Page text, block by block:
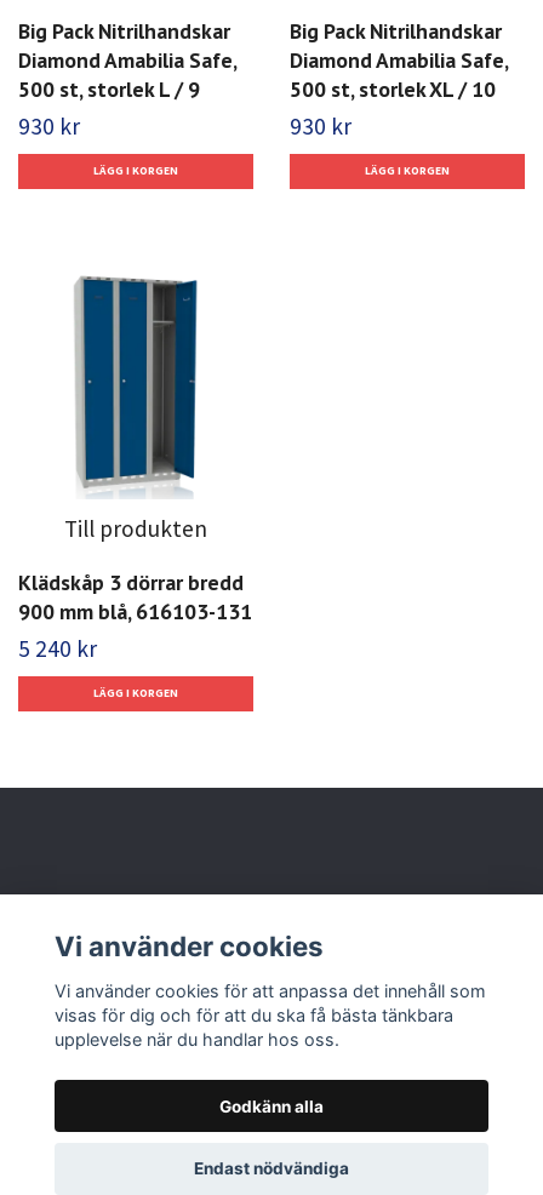
Big Pack Nitrilhandskar
Diamond Amabilia Safe,
500 st, storlek L / 9
930 kr
Big Pack Nitrilhandskar
Diamond Amabilia Safe,
500 st, storlek XL / 10
930 kr
Till produkten
Klädskåp 3 dörrar bredd
900 mm blå, 616103-131
5 240 kr
Läs mer
© 2026 Nolbox AB
Vi använder cookies
Vi använder cookies för att anpassa det innehåll som
visas för dig och för att du ska få bästa tänkbara
upplevelse när du handlar hos oss.
Godkänn alla
Endast nödvändiga